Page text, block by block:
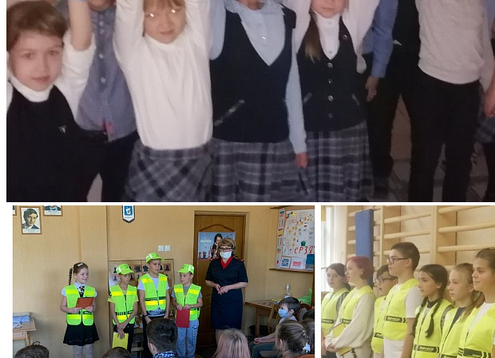
Есть предложения по организации
учебного процесса или знаете, как
сделать школу лучше?
Написать о проблеме
Анонс мероприятий Дворца творчества детей и молодежи
Информация для родителей
МАСТЕР-КЛАССЫ
Отчеты о мероприятиях, встречах, событиях Дворца